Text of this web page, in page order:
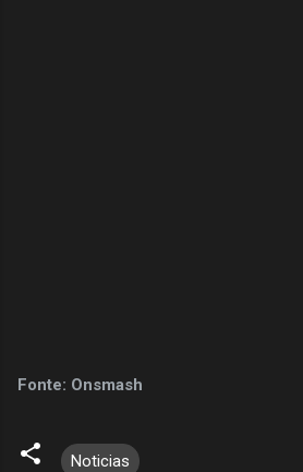
Fonte: Onsmash
Noticias